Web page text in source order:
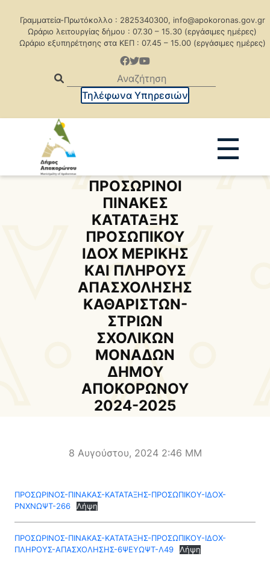
Γραμματεία-Πρωτόκολλο : 2825340300, info@apokoronas.gov.gr
Ωράριο λειτουργίας δήμου : 07.30 – 15.30 (εργάσιμες ημέρες)
Ωράριο εξυπηρέτησης στα ΚΕΠ : 07.45 – 15.00 (εργάσιμες ημέρες)
Τηλέφωνα Υπηρεσιών
Ανακοινώσεις
Δελτία Τύπου
Δημοπρασίες
Προκηρύξεις
Προκηρ. Δημ. Συμβάσεων
Δήμαρχος
Αντιδήμαρχοι και
Εντεταλμένοι Δημοτικοί
Σύμβουλοι
Δημοτικό Συμβούλιο
Δημοτική Επιτροπή
Δ.Ε. Αρμένων
Δ.Ε. Ασή Γωνιάς
Δ.Ε. Βάμου
Δ.Ε. Γεωργιουπόλεως
Δ.Ε. Κρυονερίδας
Αποκορώνα Χανίων
Δήμοσιο Ι.Ε.Κ
Αποκορώνου
ΦΡΕ
Κέντρο Κοινότητας
Βοήθεια στο Σπίτι
☰
ΠΡΟΣΩΡΙΝΟI
ΠΙΝΑΚEΣ
ΚΑΤΑΤΑΞΗΣ
ΠΡΟΣΩΠΙΚΟΥ
ΙΔΟΧ ΜΕΡΙΚΗΣ
ΚΑΙ ΠΛΗΡΟΥΣ
ΑΠΑΣΧΟΛΗΣΗΣ
ΚΑΘΑΡΙΣΤΩΝ-
ΣΤΡΙΩΝ
ΣΧΟΛΙΚΩΝ
ΜΟΝΑΔΩΝ
ΔΗΜΟΥ
ΑΠΟΚΟΡΩΝΟΥ
2024-2025
8 Αυγούστου, 2024 2:46 ΜΜ
ΠΡΟΣΩΡΙΝΟΣ-ΠΙΝΑΚΑΣ-ΚΑΤΑΤΑΞΗΣ-ΠΡΟΣΩΠΙΚΟΥ-ΙΔΟΧ-
ΡΝΧΝΩΨΤ-266
Λήψη
ΠΡΟΣΩΡΙΝΟΣ-ΠΙΝΑΚΑΣ-ΚΑΤΑΤΑΞΗΣ-ΠΡΟΣΩΠΙΚΟΥ-ΙΔΟΧ-
ΠΛΗΡΟΥΣ-ΑΠΑΣΧΟΛΗΣΗΣ-6ΨΕΥΩΨΤ-Λ49
Λήψη